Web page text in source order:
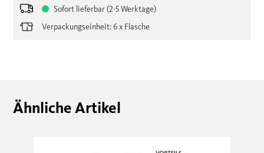
Sofort lieferbar (2-5 Werktage)
Verpackungseinheit: 6 x Flasche
Ähnliche Artikel